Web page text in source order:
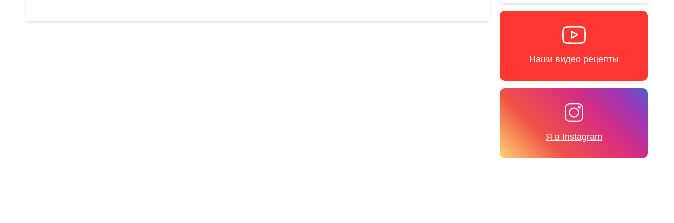
Наши видео рецепты
Я в Instagram